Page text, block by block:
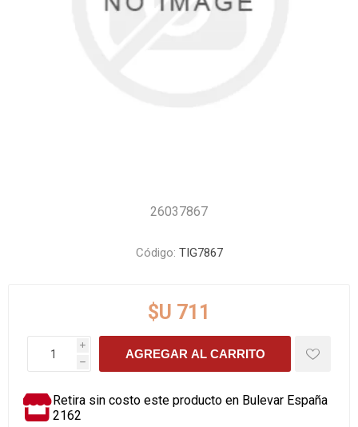
26037867
Código: TIG7867
$U 711
i
h
AGREGAR AL CARRITO
Retira sin costo este producto en Bulevar España
2162